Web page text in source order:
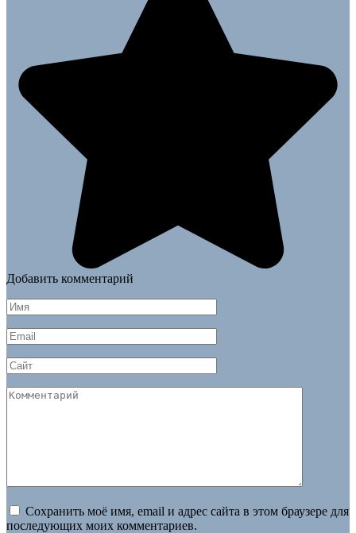
Добавить комментарий
Имя
*
Email
*
Сайт
Комментарий
Сохранить моё имя, email и адрес сайта в этом браузере для
последующих моих комментариев.